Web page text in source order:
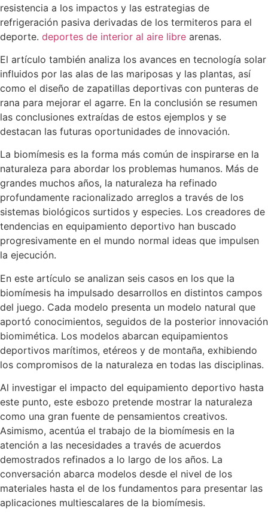
resistencia a los impactos y las estrategias de
refrigeración pasiva derivadas de los termiteros para el
deporte. deportes de interior al aire libre arenas.
El artículo también analiza los avances en tecnología solar
influidos por las alas de las mariposas y las plantas, así
como el diseño de zapatillas deportivas con punteras de
rana para mejorar el agarre. En la conclusión se resumen
las conclusiones extraídas de estos ejemplos y se
destacan las futuras oportunidades de innovación.
La biomímesis es la forma más común de inspirarse en la
naturaleza para abordar los problemas humanos. Más de
grandes muchos años, la naturaleza ha refinado
profundamente racionalizado arreglos a través de los
sistemas biológicos surtidos y especies. Los creadores de
tendencias en equipamiento deportivo han buscado
progresivamente en el mundo normal ideas que impulsen
la ejecución.
En este artículo se analizan seis casos en los que la
biomímesis ha impulsado desarrollos en distintos campos
del juego. Cada modelo presenta un modelo natural que
aportó conocimientos, seguidos de la posterior innovación
biomimética. Los modelos abarcan equipamientos
deportivos marítimos, etéreos y de montaña, exhibiendo
los compromisos de la naturaleza en todas las disciplinas.
Al investigar el impacto del equipamiento deportivo hasta
este punto, este esbozo pretende mostrar la naturaleza
como una gran fuente de pensamientos creativos.
Asimismo, acentúa el trabajo de la biomímesis en la
atención a las necesidades a través de acuerdos
demostrados refinados a lo largo de los años. La
conversación abarca modelos desde el nivel de los
materiales hasta el de los fundamentos para presentar las
aplicaciones multiescalares de la biomímesis.